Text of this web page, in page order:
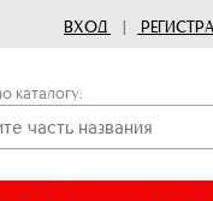
ВХОД |
каталогу: